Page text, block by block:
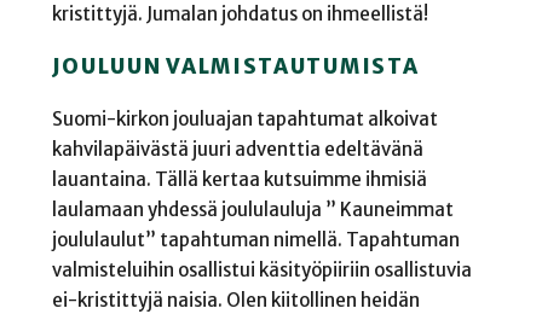
kristittyjä. Jumalan johdatus on ihmeellistä!
JOULUUN VALMISTAUTUMISTA
Suomi-kirkon jouluajan tapahtumat alkoivat
kahvilapäivästä juuri adventtia edeltävänä
lauantaina. Tällä kertaa kutsuimme ihmisiä
laulamaan yhdessä joululauluja ” Kauneimmat
joululaulut” tapahtuman nimellä. Tapahtuman
valmisteluihin osallistui käsityöpiiriin osallistuvia
ei-kristittyjä naisia. Olen kiitollinen heidän